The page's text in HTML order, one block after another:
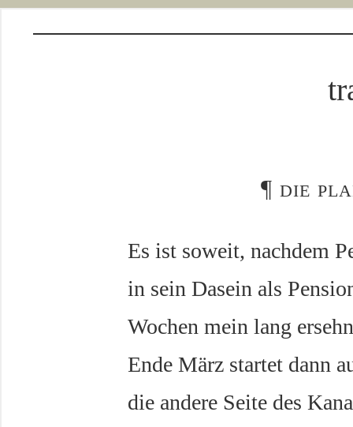
¶ die
Es ist soweit, nachdem
in sein Dasein als
Wochen mein lang
Ende März startet dann
die andere Seite des